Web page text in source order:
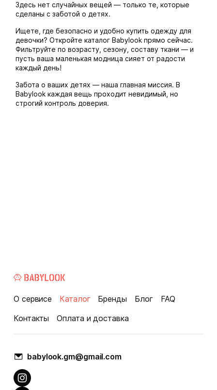
Здесь нет случайных вещей — только те, которые
сделаны с заботой о детях.
Ищете, где безопасно и удобно купить одежду для
девочки? Откройте каталог Babylook прямо сейчас.
Фильтруйте по возрасту, сезону, составу ткани — и
пусть ваша маленькая модница сияет от радости
каждый день!
Забота о ваших детях — наша главная миссия. В
Babylook каждая вещь проходит невидимый, но
строгий контроль доверия.
О сервисе Каталог Бренды Блог
FAQ
Контакты
Оплата и доставка
babylook.gm@gmail.com